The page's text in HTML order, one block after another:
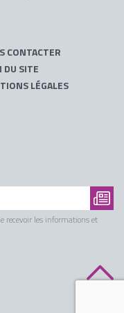
CONTACTER
DU SITE
LÉGALES
recevoir les informations et